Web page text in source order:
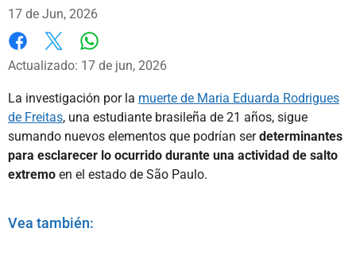
17 de Jun, 2026
Facebook
X
Actualizado: 17 de jun, 2026
La investigación por la muerte de Maria Eduarda Rodrigues
de Freitas, una estudiante brasileña de 21 años, sigue
sumando nuevos elementos que podrían serdeterminantes
para esclarecer lo ocurrido durante una actividad de salto
extremo en el estado de São Paulo.
Vea también: